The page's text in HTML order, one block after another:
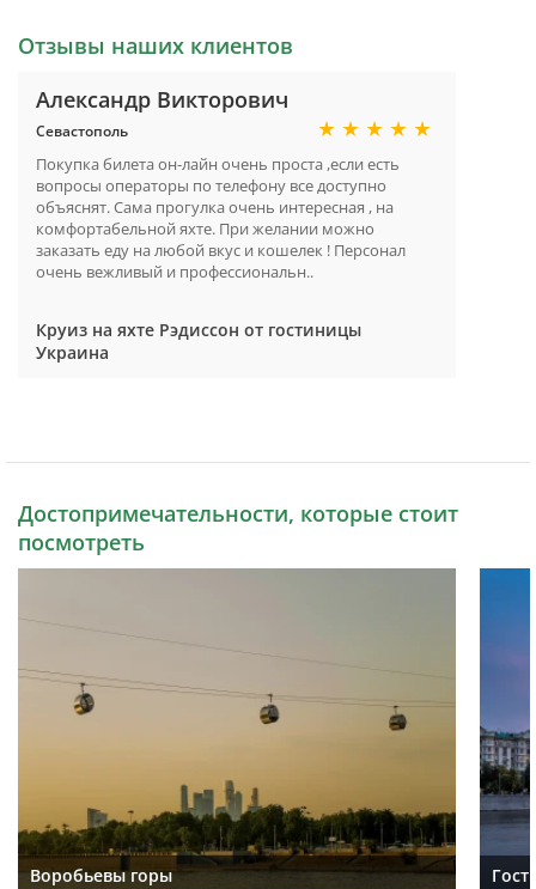
Отзывы наших клиентов
Александр Викторович
Севастополь
Покупка билета он-лайн очень проста ,если есть
вопросы операторы по телефону все доступно
объяснят. Сама прогулка очень интересная , на
комфортабельной яхте. При желании можно
заказать еду на любой вкус и кошелек ! Персонал
очень вежливый и профессиональн..
Круиз на яхте Рэдиссон от гостиницы
Украина
Достопримечательности, которые стоит
посмотреть
Воробьевы горы